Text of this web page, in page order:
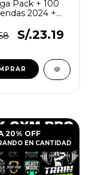
Pack + 100
2024 +
S/.23.19
20% OFF
EN CANTIDAD